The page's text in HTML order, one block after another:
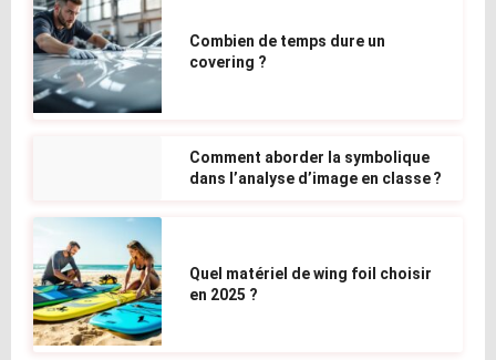
Combien de temps dure un
covering ?
Comment aborder la symbolique
dans l’analyse d’image en classe ?
Quel matériel de wing foil choisir
en 2025 ?